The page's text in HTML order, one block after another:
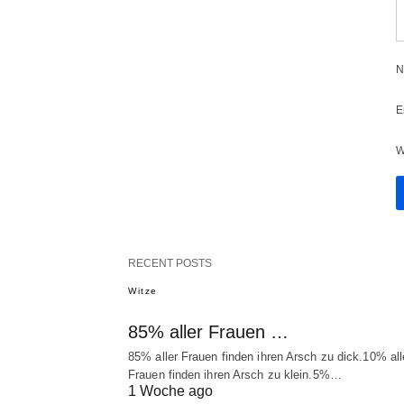
RECENT POSTS
Witze
85% aller Frauen …
85% aller Frauen finden ihren Arsch zu dick.10%
Frauen finden ihren Arsch zu klein.5%…
1 Woche ago